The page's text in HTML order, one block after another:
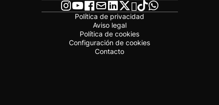
Política de privacidad
Aviso legal
Política de cookies
Configuración de cookies
Contacto